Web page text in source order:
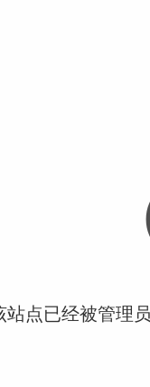
站点已经被管理